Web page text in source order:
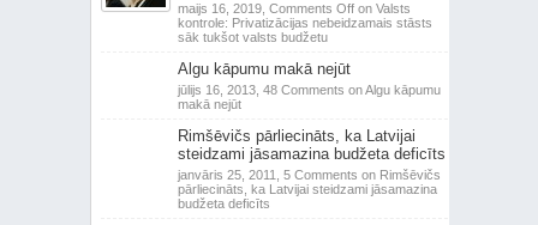
maijs 16, 2019, Comments Offon Valsts
kontrole: Privatizācijas nebeidzamais stāsts
sāk tukšot valsts budžetu
Algu kāpumu makā nejūt
jūlijs 16, 2013, 48 Comments on Algu kāpumu
makā nejūt
Rimšēvičs pārliecināts, ka Latvijai
steidzami jāsamazina budžeta deficīts
janvāris 25, 2011, 5 Comments on Rimšēvičs
pārliecināts, ka Latvijai steidzami jāsamazina
budžeta deficīts